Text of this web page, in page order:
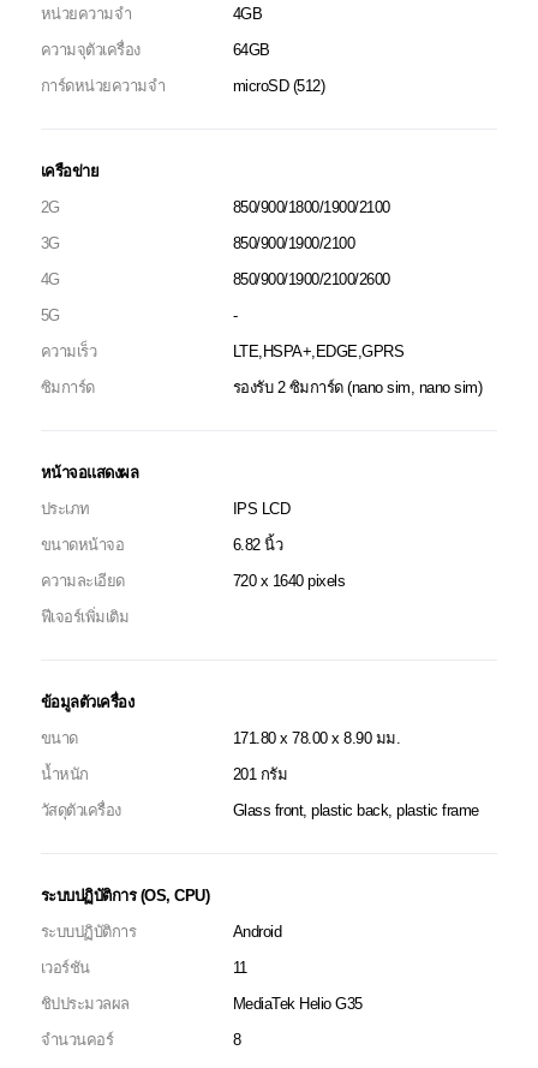
หน่วยความจำ
4GB
ความจุตัวเครื่อง
64GB
การ์ดหน่วยความจำ
microSD (512)
เครือข่าย
2G
850/900/1800/1900/2100
3G
850/900/1900/2100
4G
850/900/1900/2100/2600
5G
-
ความเร็ว
LTE,HSPA+,EDGE,GPRS
ซิมการ์ด
รองรับ 2 ซิมการ์ด (nano sim, nano sim)
หน้าจอแสดงผล
ประเภท
IPS LCD
ขนาดหน้าจอ
6.82 นิ้ว
ความละเอียด
720 x 1640 pixels
ฟีเจอร์เพิ่มเติม
ข้อมูลตัวเครื่อง
ขนาด
171.80 x 78.00 x 8.90 มม.
น้ำหนัก
201 กรัม
วัสดุตัวเครื่อง
Glass front, plastic back, plastic frame
ระบบปฏิบัติการ (OS, CPU)
ระบบปฏิบัติการ
Android
เวอร์ชัน
11
ชิปประมวลผล
MediaTek Helio G35
จำนวนคอร์
8